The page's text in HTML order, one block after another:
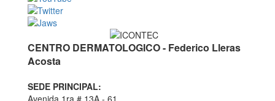
CENTRO DERMATOLOGICO - Federico Lleras
Acosta
SEDE PRINCIPAL:
Avenida 1ra # 13A - 61